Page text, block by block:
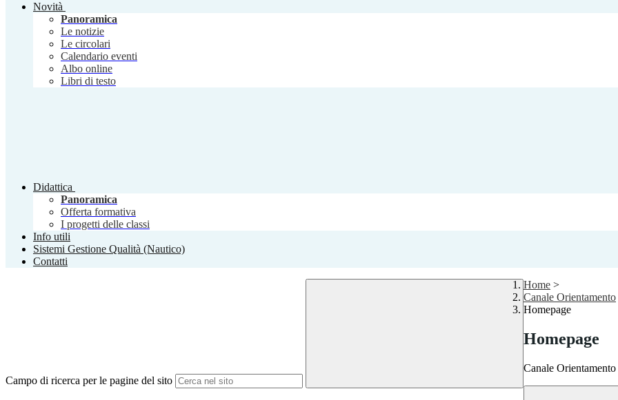
Novità
Panoramica
Le notizie
Le circolari
Calendario eventi
Albo online
Libri di testo
Didattica
Panoramica
Offerta formativa
I progetti delle classi
Info utili
Sistemi Gestione Qualità (Nautico)
Contatti
Campo di ricerca per le pagine del sito
Home >
Canale Orientamento
Homepage
Homepage
Canale Orientamento